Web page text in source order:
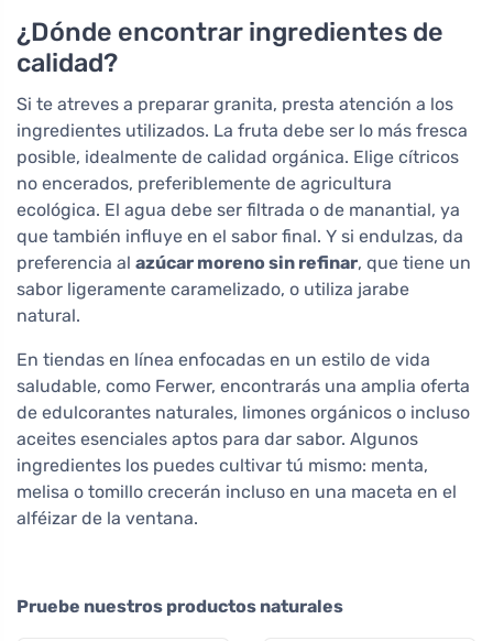
¿Dónde encontrar ingredientes de
calidad?
Si te atreves a preparar granita, presta atención a los
ingredientes utilizados. La fruta debe ser lo más fresca
posible, idealmente de calidad orgánica. Elige cítricos
no encerados, preferiblemente de agricultura
ecológica. El agua debe ser filtrada o de manantial, ya
que también influye en el sabor final. Y si endulzas, da
preferencia al azúcar moreno sin refinar, que tiene un
sabor ligeramente caramelizado, o utiliza jarabe
natural.
En tiendas en línea enfocadas en un estilo de vida
saludable, como Ferwer, encontrarás una amplia oferta
de edulcorantes naturales, limones orgánicos o incluso
aceites esenciales aptos para dar sabor. Algunos
ingredientes los puedes cultivar tú mismo: menta,
melisa o tomillo crecerán incluso en una maceta en el
alféizar de la ventana.
Pruebe nuestros productos naturales